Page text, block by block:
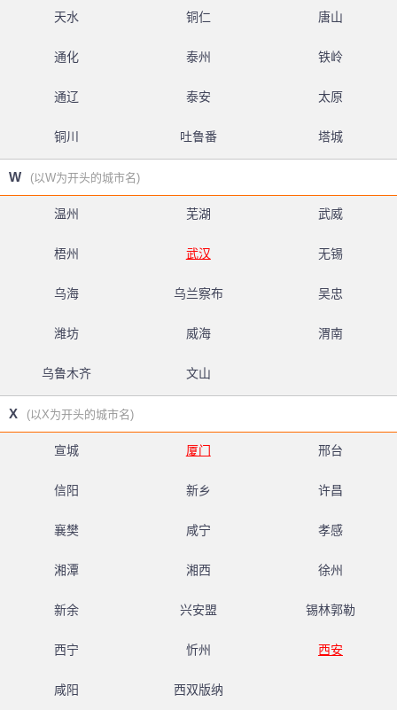
天水 铜仁 唐山
通化 泰州 铁岭
通辽 泰安 太原
铜川 吐鲁番 塔城
W (以W为开头的城市名)
温州 芜湖 武威
梧州 武汉 无锡
乌海 乌兰察布 吴忠
潍坊 威海 渭南
乌鲁木齐 文山
X (以X为开头的城市名)
宣城 厦门 邢台
信阳 新乡 许昌
襄樊 咸宁 孝感
湘潭 湘西 徐州
新余 兴安盟 锡林郭勒
西宁 忻州 西安
咸阳 西双版纳